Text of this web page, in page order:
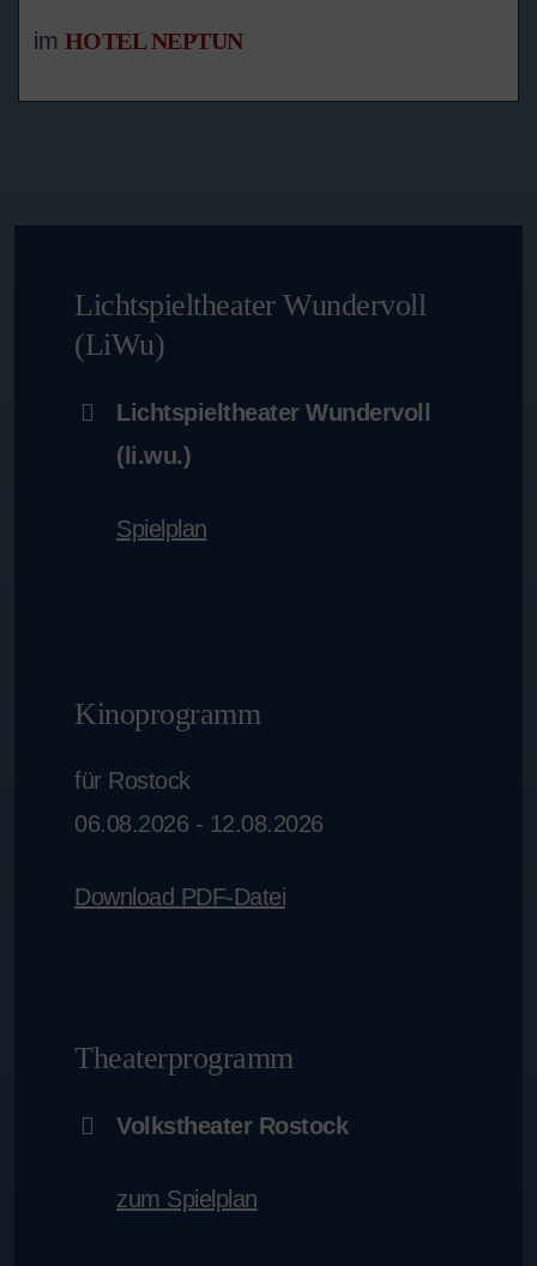
im HOTEL NEPTUN
Lichtspieltheater Wundervoll
(LiWu)
Lichtspieltheater Wundervoll
(li.wu.)
Spielplan
Kinoprogramm
für Rostock
06.08.2026 - 12.08.2026
Download PDF-Datei
Theaterprogramm
Volkstheater Rostock
zum Spielplan